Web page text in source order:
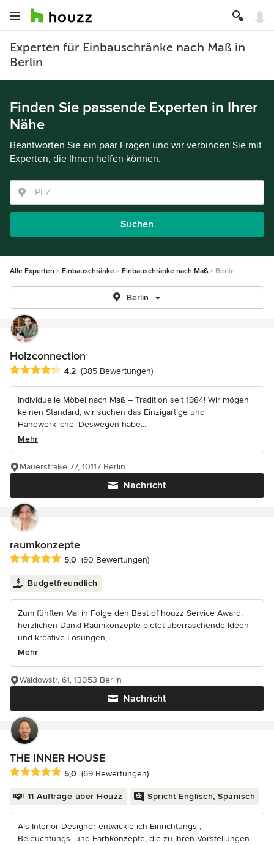
Experten für Einbauschränke nach Maß in
Berlin
Finden Sie passende Experten in Ihrer
Nähe
Beantworten Sie ein paar Fragen und wir verbinden Sie mit
Experten, die Ihnen helfen können.
Suchen
Alle Experten Einbauschränke Einbauschränke nach Maß Berlin
Berlin
Holzconnection
Durchschnittliche Bewertung: 4.2 von 5 Sternen
4,2 (385 Bewertungen)
Individuelle Möbel nach Maß – Tradition seit 1984! Wir mögen
keinen Standard, wir suchen das Einzigartige und
Handwerkliche. Deswegen habe...
Mehr
Nachricht
Mauerstraße 77, 10117 Berlin
raumkonzepte
Durchschnittliche Bewertung: 5 von 5 Sternen
5,0 (90 Bewertungen)
Budgetfreundlich
Zum fünften Mal in Folge den Best of houzz Service Award,
herzlichen Dank! Raumkonzepte bietet überraschende Ideen
und kreative Lösungen,...
Mehr
Nachricht
Waldowstr. 61, 13053 Berlin
THE INNER HOUSE
Durchschnittliche Bewertung: 5 von 5 Sternen
5,0 (69 Bewertungen)
11 Aufträge über Houzz Spricht Englisch, Spanisch
Als Interior Designer entwickle ich Einrichtungs-,
Beleuchtungs- und Farbkonzepte, die zu Ihren Vorstellungen